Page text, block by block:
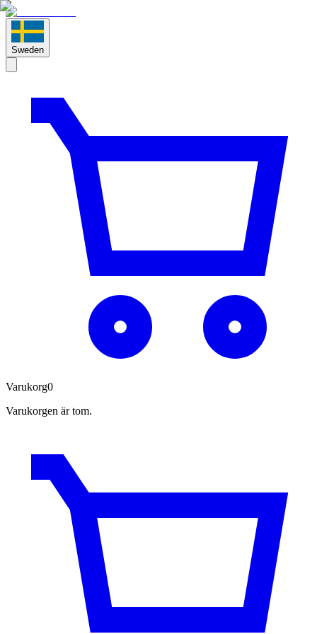
Sweden
Varukorg0
Varukorgen är tom.